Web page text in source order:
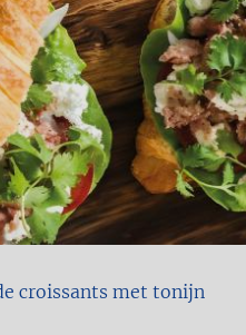
croissants met tonijn